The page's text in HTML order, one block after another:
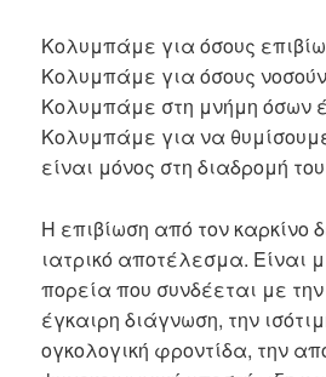
Κολυμπάμε για όσους
Κολυμπάμε για όσους
Κολυμπάμε στη μνήμη όσων
Κολυμπάμε για να
είναι μόνος στη διαδρομή
Η επιβίωση από τον καρκίνο
ιατρικό αποτέλεσμα. Είναι
πορεία που συνδέεται με
έγκαιρη διάγνωση, την
ογκολογική φροντίδα, την